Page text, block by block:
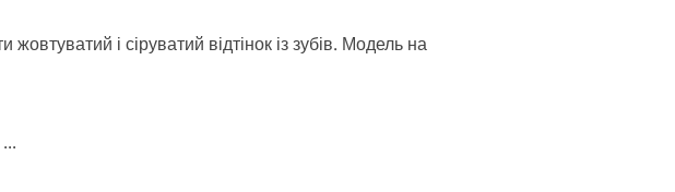
і сіруватий відтінок із зубів. Модель на